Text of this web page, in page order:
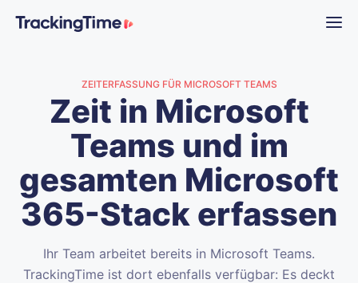
ZEITERFASSUNG FÜR MICROSOFT TEAMS
Zeit in Microsoft
Teams und im
gesamten Microsoft
365-Stack erfassen
Ihr Team arbeitet bereits in Microsoft Teams.
TrackingTime ist dort ebenfalls verfügbar: Es deckt